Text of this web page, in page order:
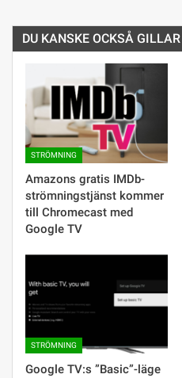
DU KANSKE OCKSÅ GILLAR
STRÖMNING
Amazons gratis IMDb-
strömningstjänst kommer
till Chromecast med
Google TV
STRÖMNING
Google TV:s ”Basic”-läge